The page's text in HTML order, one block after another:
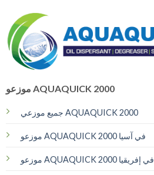
موزعو AQUAQUICK 2000
جميع موزعي AQUAQUICK 2000
موزعو AQUAQUICK 2000 في آسيا
موزعو AQUAQUICK 2000 في إفريقيا